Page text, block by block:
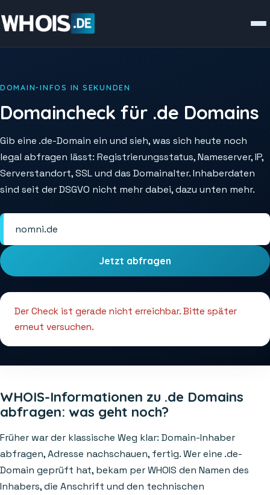
DOMAIN-INFOS IN SEKUNDEN
Domaincheck für .de Domains
Gib eine .de-Domain ein und sieh, was sich heute noch
legal abfragen lässt: Registrierungsstatus, Nameserver, IP,
Serverstandort, SSL und das Domainalter. Inhaberdaten
sind seit der DSGVO nicht mehr dabei, dazu unten mehr.
Jetzt abfragen
Der Check ist gerade nicht erreichbar. Bitte später
erneut versuchen.
WHOIS-Informationen zu .de Domains
abfragen: was geht noch?
Früher war der klassische Weg klar: Domain-Inhaber
abfragen, Adresse nachschauen, fertig. Wer eine .de-
Domain geprüft hat, bekam per WHOIS den Namen des
Inhabers, die Anschrift und den technischen